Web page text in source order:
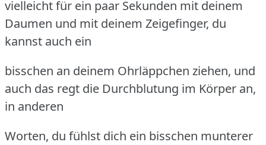
vielleicht für ein paar Sekunden mit deinem
Daumen und mit deinem Zeigefinger, du
kannst auch ein
bisschen an deinem Ohrläppchen ziehen, und
auch das regt die Durchblutung im Körper an,
in anderen
Worten, du fühlst dich ein bisschen munterer